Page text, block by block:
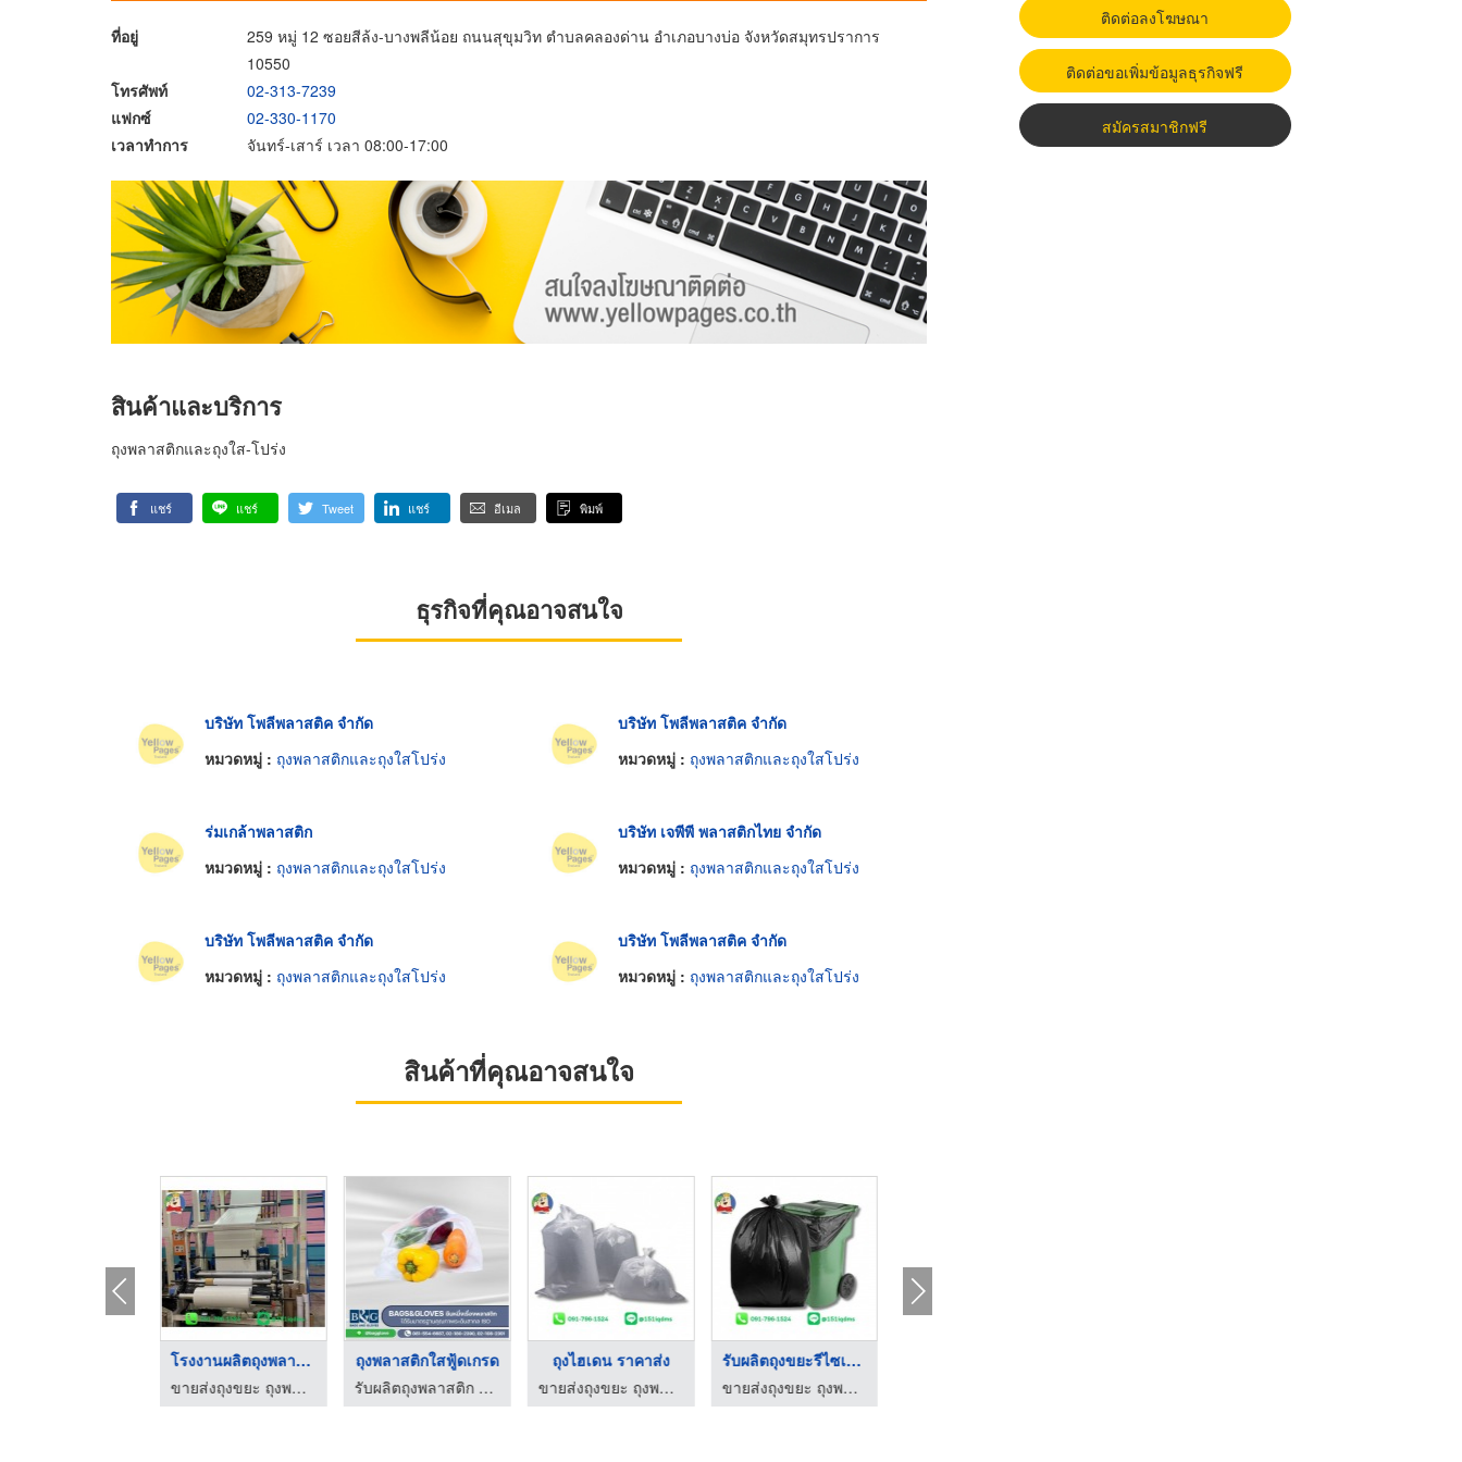
ที่อยู่
259 หมู่ 12 ซอยสีล้ง-บางพลีน้อย ถนนสุขุมวิท ตำบลคลองด่าน อำเภอบางบ่อ จังหวัดสมุทรปราการ
10550
โทรศัพท์
02-313-7239
แฟกซ์
02-330-1170
เวลาทำการ
จันทร์-เสาร์ เวลา 08:00-17:00
สินค้าและบริการ
ถุงพลาสติกและถุงใส-โปร่ง
แชร์ แชร์ Tweet แชร์ อีเมล พิมพ์
ธุรกิจที่คุณอาจสนใจ
บริษัท โพลีพลาสติค จำกัด
หมวดหมู่ : ถุงพลาสติกและถุงใสโปร่ง
บริษัท โพลีพลาสติค จำกัด
หมวดหมู่ : ถุงพลาสติกและถุงใสโปร่ง
ร่มเกล้าพลาสติก
หมวดหมู่ : ถุงพลาสติกและถุงใสโปร่ง
บริษัท เจพีพี พลาสติกไทย จำกัด
หมวดหมู่ : ถุงพลาสติกและถุงใสโปร่ง
บริษัท โพลีพลาสติค จำกัด
หมวดหมู่ : ถุงพลาสติกและถุงใสโปร่ง
บริษัท โพลีพลาสติค จำกัด
หมวดหมู่ : ถุงพลาสติกและถุงใสโปร่ง
สินค้าที่คุณอาจสนใจ
โรงงานผลิตถุงพลาสติก ...
ขายส่งถุงขยะ ถุงพลาสติก ราคาโรงงาน
โรงงานผลิตถุงขยะ ราค ...
ขายส่งถุงขยะ ถุงพลาสติก ราคาโรงงาน
ขายส่งถุงขยะ ราคาถูก
ขายส่งถุงขยะ ถุงพลาสติก ราคาโรงงาน
โรงงานผลิตถุงพลาสติก ...
ขายส่งถุงขยะ ถุงพลาสติก ราคาโรงงาน
ถุงพลาสติกใสฟู้ดเกรด
ติดต่อลงโฆษณา
ติดต่อขอเพิ่มข้อมูลธุรกิจฟรี
สมัครสมาชิกฟรี